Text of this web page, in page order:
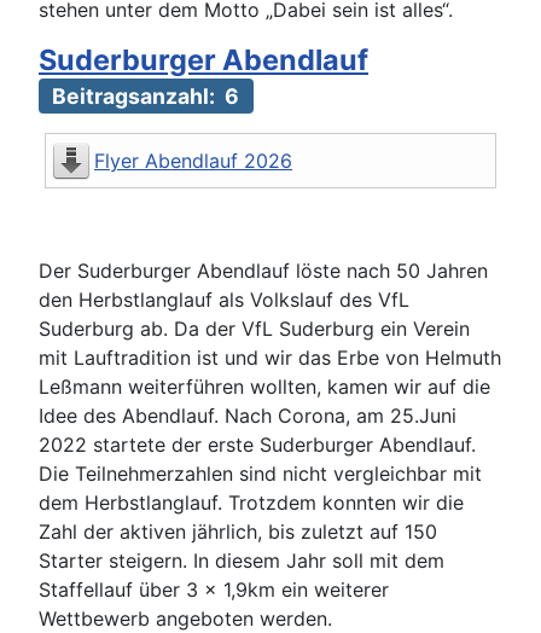
stehen unter dem Motto „Dabei sein ist alles“.
Suderburger Abendlauf
Beitragsanzahl: 6
Flyer Abendlauf 2026
Der Suderburger Abendlauf löste nach 50 Jahren
den Herbstlanglauf als Volkslauf des VfL
Suderburg ab. Da der VfL Suderburg ein Verein
mit Lauftradition ist und wir das Erbe von Helmuth
Leßmann weiterführen wollten, kamen wir auf die
Idee des Abendlauf. Nach Corona, am 25.Juni
2022 startete der erste Suderburger Abendlauf.
Die Teilnehmerzahlen sind nicht vergleichbar mit
dem Herbstlanglauf. Trotzdem konnten wir die
Zahl der aktiven jährlich, bis zuletzt auf 150
Starter steigern. In diesem Jahr soll mit dem
Staffellauf über 3 x 1,9km ein weiterer
Wettbewerb angeboten werden.